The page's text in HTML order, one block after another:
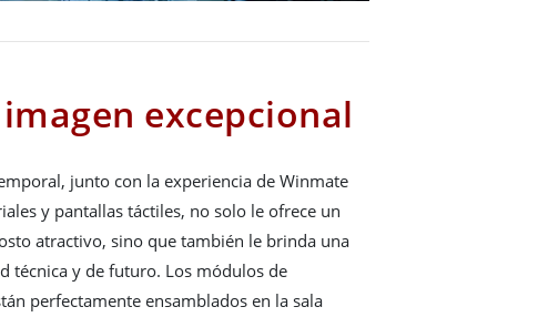
excepcional
junto con la experiencia de Winmate
y pantallas táctiles, no solo le ofrece un
atractivo, sino que también le brinda una
técnica y de futuro. Los módulos de
perfectamente ensamblados en la sala